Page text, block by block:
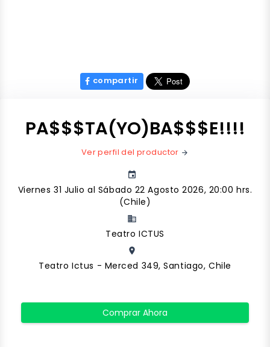
compartir
PA$$$TA(YO)BA$$$E!!!!
Ver perfil del productor arrow_forward
event
Viernes 31 Julio al Sábado 22 Agosto 2026, 20:00 hrs.
(Chile)
business
Teatro ICTUS
place
Teatro Ictus - Merced 349, Santiago, Chile
Comprar Ahora